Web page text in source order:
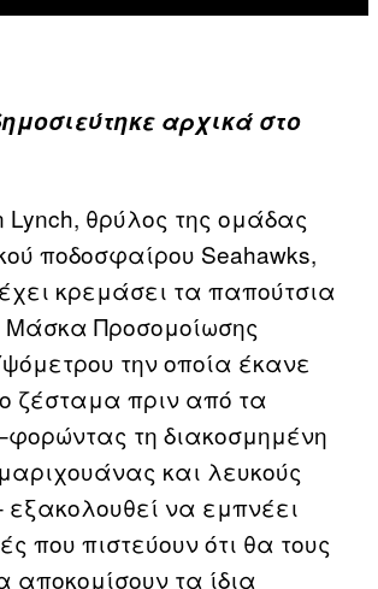
αρχικά στο
Lynch, θρύλος της ομάδας
ποδοσφαίρου Seahawks,
κρεμάσει τα παπούτσια
Μάσκα Προσομοίωσης
την οποία έκανε
ζέσταμα πριν από τα
τη διακοσμημένη
και λευκούς
εξακολουθεί να εμπνέει
που πιστεύουν ότι θα τους
αποκομίσουν τα ίδια